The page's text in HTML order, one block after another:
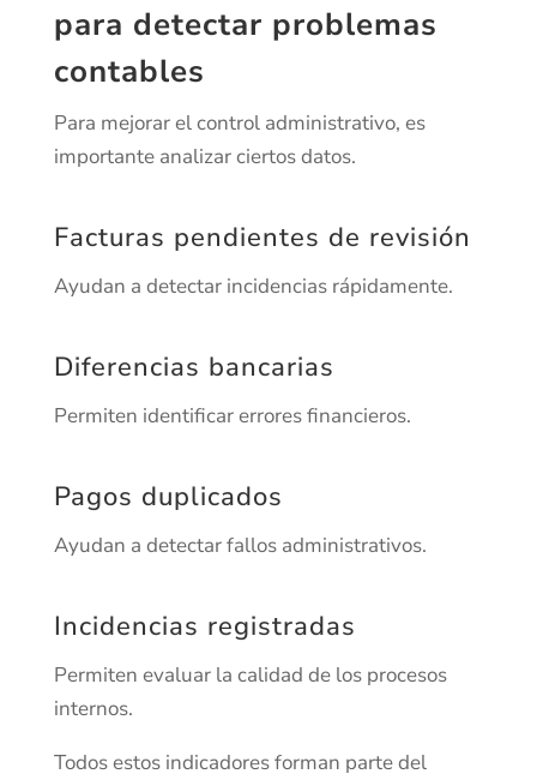
para detectar problemas
contables
Para mejorar el control administrativo, es
importante analizar ciertos datos.
Facturas pendientes de revisión
Ayudan a detectar incidencias rápidamente.
Diferencias bancarias
Permiten identificar errores financieros.
Pagos duplicados
Ayudan a detectar fallos administrativos.
Incidencias registradas
Permiten evaluar la calidad de los procesos
internos.
Todos estos indicadores forman parte del